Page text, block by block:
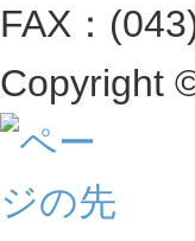
FAX：
Copyright